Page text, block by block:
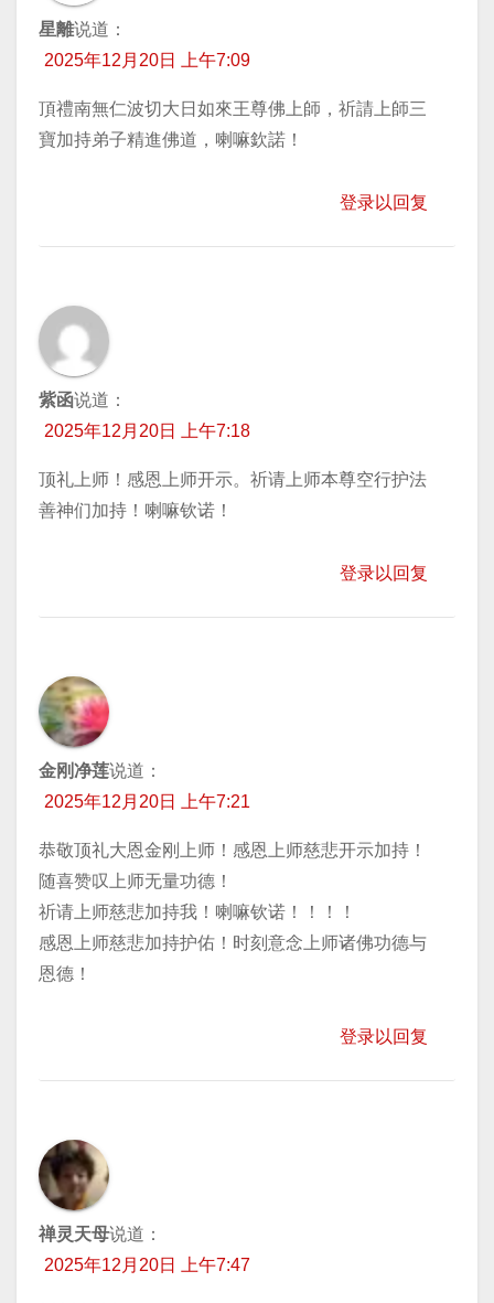
星離说道：
2025年12月20日 上午7:09
頂禮南無仁波切大日如來王尊佛上師，祈請上師三
寶加持弟子精進佛道，喇嘛欽諾！
登录以回复
紫函说道：
2025年12月20日 上午7:18
顶礼上师！感恩上师开示。祈请上师本尊空行护法
善神们加持！喇嘛钦诺！
登录以回复
金刚净莲说道：
2025年12月20日 上午7:21
恭敬顶礼大恩金刚上师！感恩上师慈悲开示加持！
随喜赞叹上师无量功德！
祈请上师慈悲加持我！喇嘛钦诺！！！！
感恩上师慈悲加持护佑！时刻意念上师诸佛功德与
恩德！
登录以回复
禅灵天母说道：
2025年12月20日 上午7:47